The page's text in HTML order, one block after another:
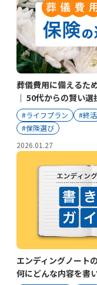
葬儀費用に備えるた
｜ 50代からの賢い選
#ライフプラン #終活
#保険選び
2026.01.27
エンディングノート
何にどんな内容を書